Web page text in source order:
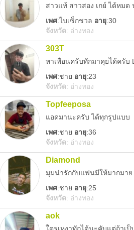
สาวแท้ สาวสอง เกย์ ได้หมด
เพศ:ไบเซ็กชวล อายุ:30
จังหวัด: อ่างทอง
303T
หาเพื่อนครับทักมาคุยได้ครับ
เพศ:ชาย อายุ:23
จังหวัด: อ่างทอง
Topfeeposa
แอดมานะครับ ได้ทุกรูปแบบ
เพศ:ชาย อายุ:36
จังหวัด: อ่างทอง
Diamond
มุมน่ารักกับแฟนมีให้มากมาย
เพศ:ชาย อายุ:25
จังหวัด: อ่างทอง
aok